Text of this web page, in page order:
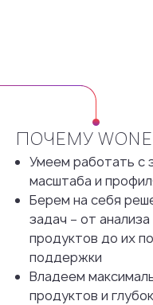
ПОЧЕМУ WONE
Умеем работать с
масштаба и
Берем на себя
задач − от
продуктов до их
поддержки
Владеем
продуктов и